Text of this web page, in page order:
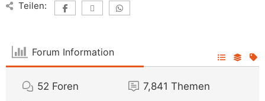
Teilen:
Forum Information
52 Foren 7,841 Themen